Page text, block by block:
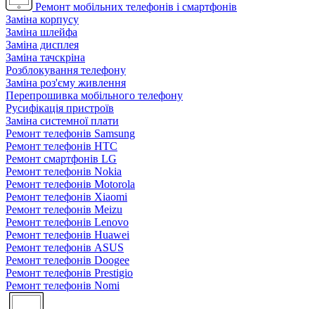
Ремонт мобільних телефонів і смартфонів
Заміна корпусу
Заміна шлейфа
Заміна дисплея
Заміна тачскріна
Розблокування телефону
Заміна роз'єму живлення
Перепрошивка мобільного телефону
Русифікація пристроїв
Заміна системної плати
Ремонт телефонів Samsung
Ремонт телефонів HTC
Ремонт смартфонів LG
Ремонт телефонів Nokia
Ремонт телефонів Motorola
Ремонт телефонів Xiaomi
Ремонт телефонів Meizu
Ремонт телефонів Lenovo
Ремонт телефонів Huawei
Ремонт телефонів ASUS
Ремонт телефонів Doogee
Ремонт телефонів Prestigio
Ремонт телефонів Nomi